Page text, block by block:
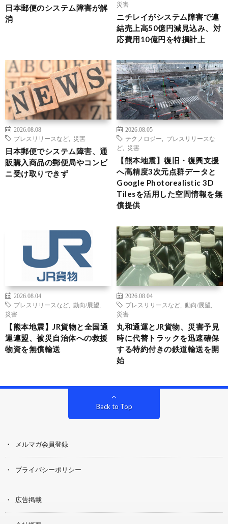
日本郵便のシステム障害が解
消
災害
ニチレイがシステム障害で連
結売上高50億円減見込み、対
応費用10億円を特損計上
2026.08.08
プレスリリースなど
災害
日本郵便でシステム障害、通
販購入商品の郵便局やコンビ
ニ受け取りできず
2026.08.05
テクノロジー
プレスリリースな
ど
災害
【熊本地震】復旧・復興支援
へ高精度3次元点群データと
Google Photorealistic 3D
Tilesを活用した空間情報を無
償提供
2026.08.04
プレスリリースなど
動向/展望
災害
【熊本地震】JR貨物と全国通
運連盟、被災自治体への救援
物資を無償輸送
2026.08.04
プレスリリースなど
動向/展望
災害
丸和通運とJR貨物、災害予見
時に代替トラックを迅速確保
する特約付きの鉄道輸送を開
始
Back to Top
メルマガ会員登録
プライバシーポリシー
広告掲載